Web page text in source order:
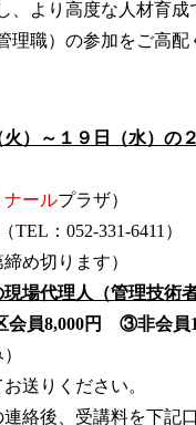
、より高度な人材育
職）の参加をご高配
）～１９日（水）の
ナールプラザ）
：052-331-6411）
め切ります）
場代理人（管理技術
員8,000円 ③非会員
送りください。
絡後、受講料を下記